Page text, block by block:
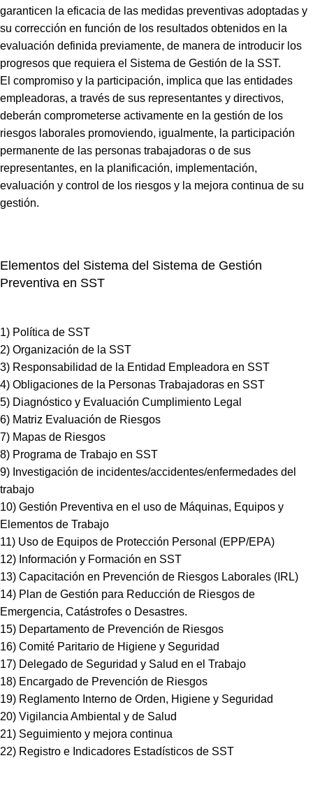
garanticen la eficacia de las medidas preventivas adoptadas y
su corrección en función de los resultados obtenidos en la
evaluación definida previamente, de manera de introducir los
progresos que requiera el Sistema de Gestión de la SST.
El compromiso y la participación, implica que las entidades
empleadoras, a través de sus representantes y directivos,
deberán comprometerse activamente en la gestión de los
riesgos laborales promoviendo, igualmente, la participación
permanente de las personas trabajadoras o de sus
representantes, en la planificación, implementación,
evaluación y control de los riesgos y la mejora continua de su
gestión.
Elementos del Sistema del Sistema de Gestión
Preventiva en SST
1) Política de SST
2) Organización de la SST
3) Responsabilidad de la Entidad Empleadora en SST
4) Obligaciones de la Personas Trabajadoras en SST
5) Diagnóstico y Evaluación Cumplimiento Legal
6) Matriz Evaluación de Riesgos
7) Mapas de Riesgos
8) Programa de Trabajo en SST
9) Investigación de incidentes/accidentes/enfermedades del
trabajo
10) Gestión Preventiva en el uso de Máquinas, Equipos y
Elementos de Trabajo
11) Uso de Equipos de Protección Personal (EPP/EPA)
12) Información y Formación en SST
13) Capacitación en Prevención de Riesgos Laborales (IRL)
14) Plan de Gestión para Reducción de Riesgos de
Emergencia, Catástrofes o Desastres.
15) Departamento de Prevención de Riesgos
16) Comité Paritario de Higiene y Seguridad
17) Delegado de Seguridad y Salud en el Trabajo
18) Encargado de Prevención de Riesgos
19) Reglamento Interno de Orden, Higiene y Seguridad
20) Vigilancia Ambiental y de Salud
21) Seguimiento y mejora continua
22) Registro e Indicadores Estadísticos de SST